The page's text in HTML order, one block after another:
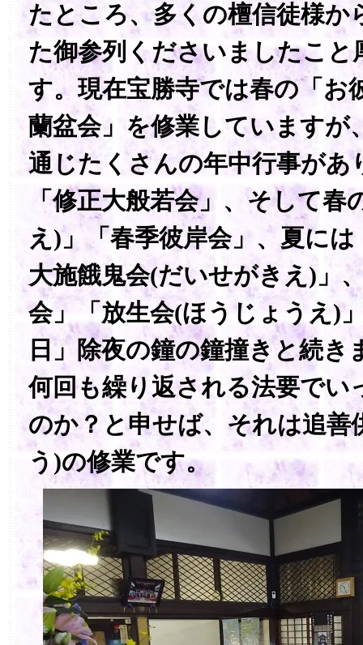
たところ、多くの檀信徒様か
た御参列くださいましたこと
す。現在宝勝寺では春の「お
蘭盆会」を修業していますが
通じたくさんの年中行事があ
「修正大般若会」、そして春
え)」「春季彼岸会」、夏に
大施餓鬼会(だいせがきえ)」
会」「放生会(ほうじょうえ)
日」除夜の鐘の鐘撞きと続き
何回も繰り返される法要でい
のか？と申せば、それは追善
う)の修業です。